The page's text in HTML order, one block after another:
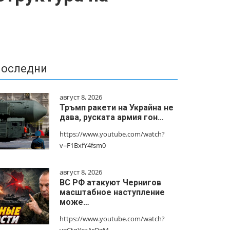
август 8, 2026
Тръмп ракети на Украйна не
дава, руската армия гон…
https://www.youtube.com/watch?
v=F1BxfY4fsm0
август 8, 2026
ВС РФ атакуют Чернигов
масштабное наступление
може…
https://www.youtube.com/watch?